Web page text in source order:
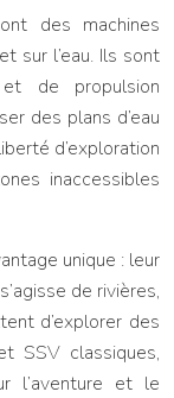
des machines
sur l’eau. Ils sont
de propulsion
des plans d’eau
d’exploration
inaccessibles
unique : leur
de rivières,
d’explorer des
SSV classiques,
l’aventure et le